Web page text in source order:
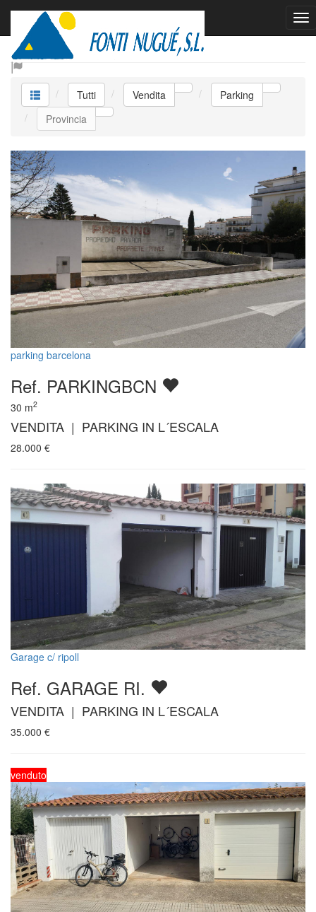
Vendita Parking
Tutti Vendita
Parking
Provincia
parking barcelona
Ref. PARKINGBCN
30 m2
VENDITA | PARKING IN L´ESCALA
28.000 €
Garage c/ ripoll
Ref. GARAGE RI.
VENDITA | PARKING IN L´ESCALA
35.000 €
venduto